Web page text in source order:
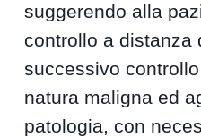
suggerendo alla
controllo a distanza
successivo
natura maligna ed
patologia, con